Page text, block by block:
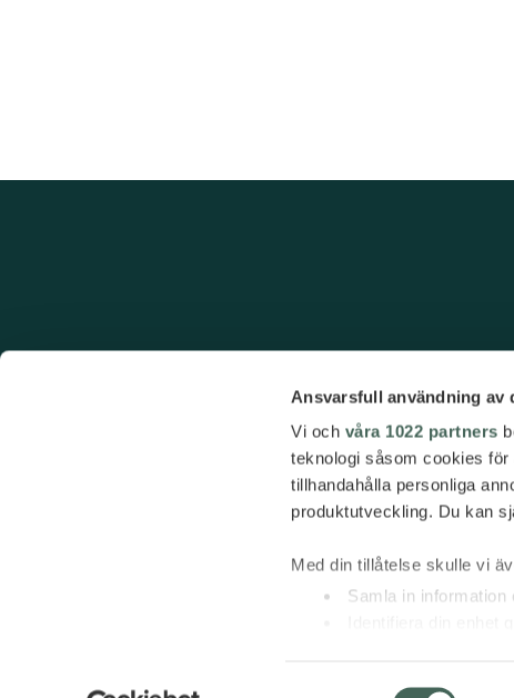
Ansvarsfull användning av
Vi och våra 1022 partners
teknologi såsom cookies
tillhandahålla personliga
produktutveckling. Du kan
Med din tillåtelse skulle vi
Samla in information
Samtyckesval